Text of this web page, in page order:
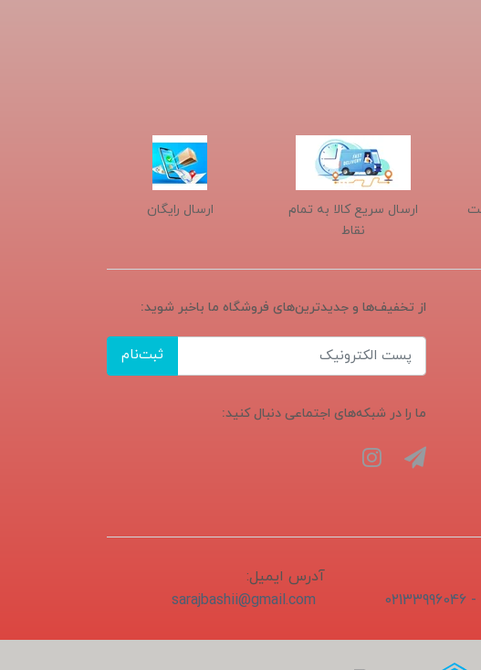
ارسال سریع کالا به تمام
نقاط
ارسال رایگان
از تخفیف‌ها و جدیدترین‌های فروشگاه ما باخبر شوید:
ثبت‌نام
ما را در شبکه‌های اجتماعی دنبال کنید:
آدرس ایمیل:
sarajbashii@gmail.com